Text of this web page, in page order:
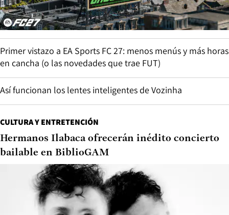
Primer vistazo a EA Sports FC 27: menos menús y más horas
en cancha (o las novedades que trae FUT)
Así funcionan los lentes inteligentes de Vozinha
CULTURA Y ENTRETENCIÓN
Hermanos Ilabaca ofrecerán inédito concierto
bailable en BiblioGAM